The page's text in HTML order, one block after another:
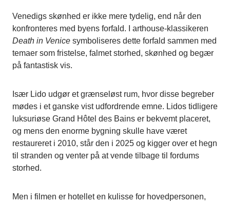
Venedigs skønhed er ikke mere tydelig, end når den
konfronteres med byens forfald. I arthouse-klassikeren
Death in Venice symboliseres dette forfald sammen med
temaer som fristelse, falmet storhed, skønhed og begær
på fantastisk vis.
Især Lido udgør et grænseløst rum, hvor disse begreber
mødes i et ganske vist udfordrende emne. Lidos tidligere
luksuriøse Grand Hôtel des Bains er bekvemt placeret,
og mens den enorme bygning skulle have været
restaureret i 2010, står den i 2025 og kigger over et hegn
til stranden og venter på at vende tilbage til fordums
storhed.
Men i filmen er hotellet en kulisse for hovedpersonen,